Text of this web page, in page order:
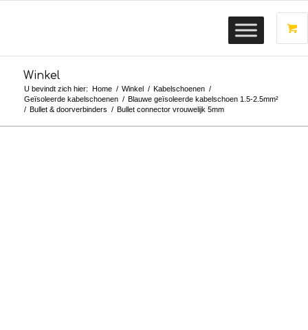
Winkel
U bevindt zich hier: Home / Winkel / Kabelschoenen /
Geïsoleerde kabelschoenen / Blauwe geïsoleerde kabelschoen 1.5-2.5mm²
/ Bullet & doorverbinders / Bullet connector vrouwelijk 5mm